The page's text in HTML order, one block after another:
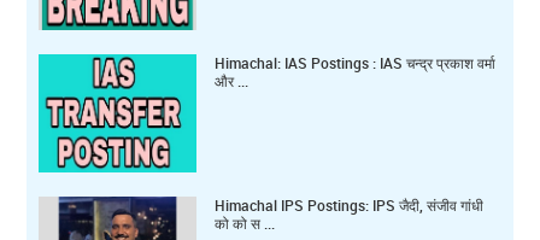
Himachal: IAS Postings : IAS चन्द्र प्रकाश वर्मा
और ...
Himachal IPS Postings: IPS जैदी, संजीव गांधी
को को स ...